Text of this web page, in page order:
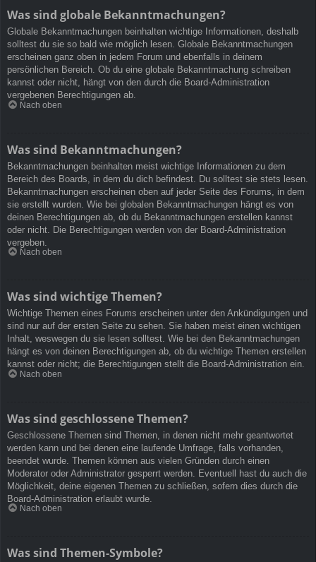
Was sind globale Bekanntmachungen?
Globale Bekanntmachungen beinhalten wichtige Informationen, deshalb
solltest du sie so bald wie möglich lesen. Globale Bekanntmachungen
erscheinen ganz oben in jedem Forum und ebenfalls in deinem
persönlichen Bereich. Ob du eine globale Bekanntmachung schreiben
kannst oder nicht, hängt von den durch die Board-Administration
vergebenen Berechtigungen ab.
Nach oben
Was sind Bekanntmachungen?
Bekanntmachungen beinhalten meist wichtige Informationen zu dem
Bereich des Boards, in dem du dich befindest. Du solltest sie stets lesen.
Bekanntmachungen erscheinen oben auf jeder Seite des Forums, in dem
sie erstellt wurden. Wie bei globalen Bekanntmachungen hängt es von
deinen Berechtigungen ab, ob du Bekanntmachungen erstellen kannst
oder nicht. Die Berechtigungen werden von der Board-Administration
vergeben.
Nach oben
Was sind wichtige Themen?
Wichtige Themen eines Forums erscheinen unter den Ankündigungen und
sind nur auf der ersten Seite zu sehen. Sie haben meist einen wichtigen
Inhalt, weswegen du sie lesen solltest. Wie bei den Bekanntmachungen
hängt es von deinen Berechtigungen ab, ob du wichtige Themen erstellen
kannst oder nicht; die Berechtigungen stellt die Board-Administration ein.
Nach oben
Was sind geschlossene Themen?
Geschlossene Themen sind Themen, in denen nicht mehr geantwortet
werden kann und bei denen eine laufende Umfrage, falls vorhanden,
beendet wurde. Themen können aus vielen Gründen durch einen
Moderator oder Administrator gesperrt werden. Eventuell hast du auch die
Möglichkeit, deine eigenen Themen zu schließen, sofern dies durch die
Board-Administration erlaubt wurde.
Nach oben
Was sind Themen-Symbole?